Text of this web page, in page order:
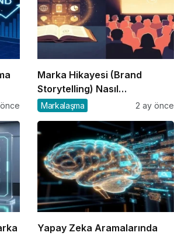
Marka Hikayesi (Brand
Storytelling) Nasıl
Oluşturulur?
Markalaşma 2 ay önce
Yapay Zeka Aramalarında